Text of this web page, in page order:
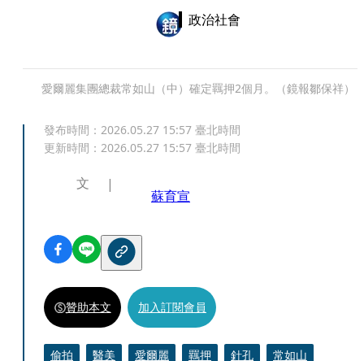
政治社會
愛爾麗集團總裁常如山（中）確定羈押2個月。（鏡報鄒保祥）
發布時間： 2026.05.27 15:57 臺北時間
更新時間： 2026.05.27 15:57 臺北時間
文
蘇育宣
贊助本文 加入訂閱會員
偷拍 醫美 愛爾麗 羈押 針孔
常如山